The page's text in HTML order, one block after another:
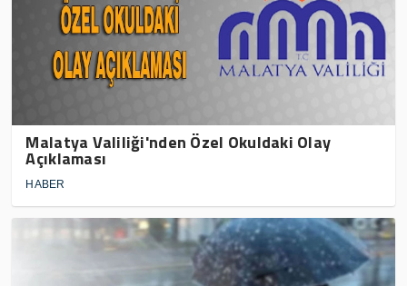
Malatya Valiliği'nden Özel Okuldaki Olay
Açıklaması
HABER